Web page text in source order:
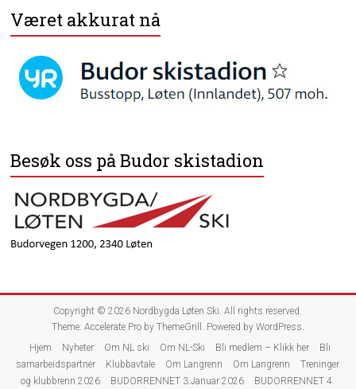
Været akkurat nå
Besøk oss på Budor skistadion
Copyright © 2026 Nordbygda Løten Ski . All rights reserved.
Theme: Accelerate Proby ThemeGrill. Powered by WordPress
Hjem
Nyheter Om NL ski Om NL-Ski Bli medlem – Klikk her
Bli
samarbeidspartner
Klubbavtale Om Langrenn Om Langrenn
Treninger
og klubbrenn 2026
BUDORRENNET 3.Januar 2026 BUDORRENNET 4.